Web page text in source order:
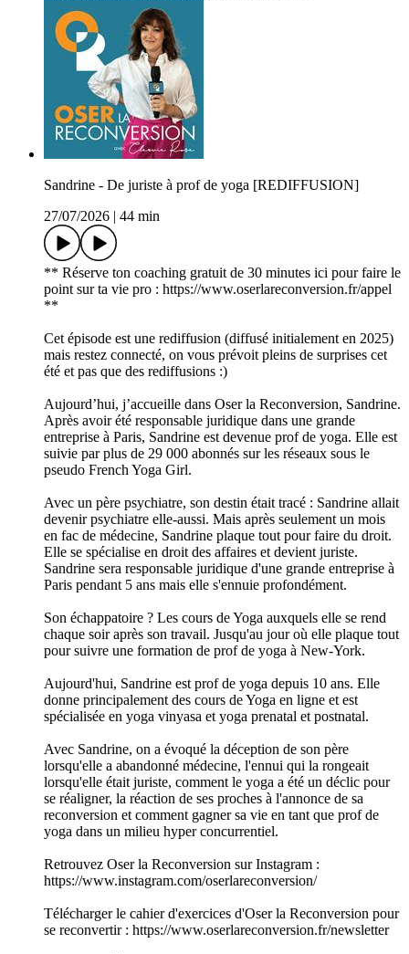
Sandrine - De juriste à prof de yoga [REDIFFUSION]
27/07/2026
44 min
** Réserve ton coaching gratuit de 30 minutes ici pour faire le
point sur ta vie pro : https://www.oserlareconversion.fr/appel
**
Cet épisode est une rediffusion (diffusé initialement en 2025)
mais restez connecté, on vous prévoit pleins de surprises cet
été et pas que des rediffusions :)
Aujourd’hui, j’accueille dans Oser la Reconversion, Sandrine.
Après avoir été responsable juridique dans une grande
entreprise à Paris, Sandrine est devenue prof de yoga. Elle est
suivie par plus de 29 000 abonnés sur les réseaux sous le
pseudo French Yoga Girl.
Avec un père psychiatre, son destin était tracé : Sandrine allait
devenir psychiatre elle-aussi. Mais après seulement un mois
en fac de médecine, Sandrine plaque tout pour faire du droit.
Elle se spécialise en droit des affaires et devient juriste.
Sandrine sera responsable juridique d'une grande entreprise à
Paris pendant 5 ans mais elle s'ennuie profondément.
Son échappatoire ? Les cours de Yoga auxquels elle se rend
chaque soir après son travail. Jusqu'au jour où elle plaque tout
pour suivre une formation de prof de yoga à New-York.
Aujourd'hui, Sandrine est prof de yoga depuis 10 ans. Elle
donne principalement des cours de Yoga en ligne et est
spécialisée en yoga vinyasa et yoga prenatal et postnatal.
Avec Sandrine, on a évoqué la déception de son père
lorsqu'elle a abandonné médecine, l'ennui qui la rongeait
lorsqu'elle était juriste, comment le yoga a été un déclic pour
se réaligner, la réaction de ses proches à l'annonce de sa
reconversion et comment gagner sa vie en tant que prof de
yoga dans un milieu hyper concurrentiel.
Retrouvez Oser la Reconversion sur Instagram :
https://www.instagram.com/oserlareconversion/
Télécharger le cahier d'exercices d'Oser la Reconversion pour
se reconvertir : https://www.oserlareconversion.fr/newsletter